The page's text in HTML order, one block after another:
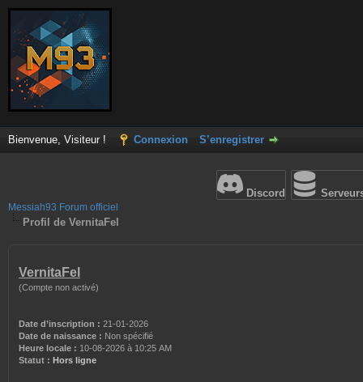
Bienvenue, Visiteur ! Connexion S’enregistrer
Discord
Messiah93 Forum officiel
Profil de VernitaFel
VernitaFel
(Compte non activé)
Date d’inscription : 21-01-2026
Date de naissance : Non spécifié
Heure locale : 10-08-2026 à 10:25 AM
Statut : Hors ligne